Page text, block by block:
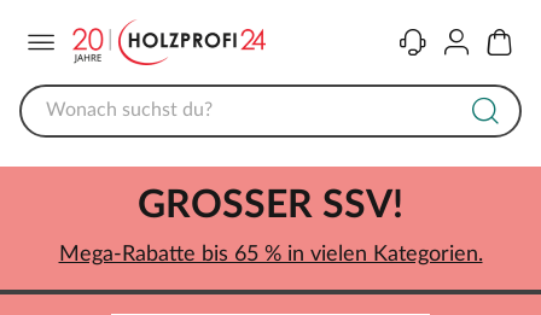
KontaktKonto
GROSSER SSV!
Mega-Rabatte bis 65 % in vielen Kategorien.